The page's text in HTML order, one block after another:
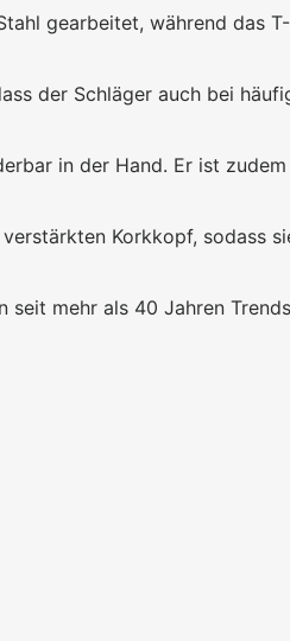
gearbeitet, während
der Schläger auch bei
in der Hand. Er ist
Korkkopf,
seit mehr als 40 Jahren